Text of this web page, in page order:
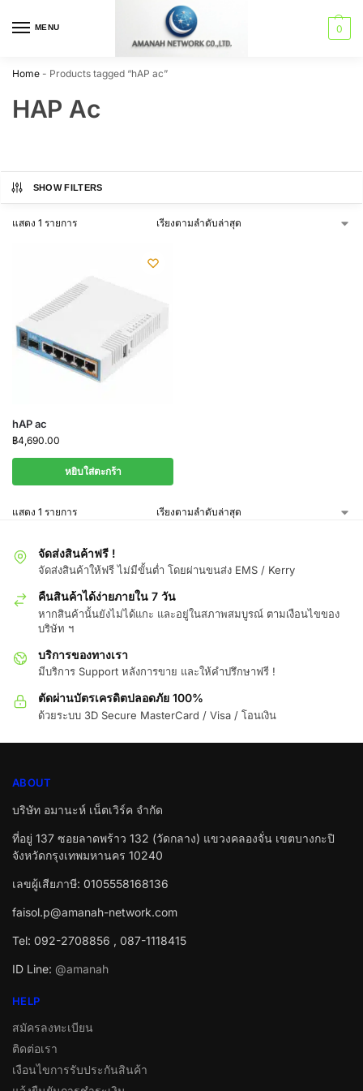
MENU 0
Home - Products tagged “hAP ac”
HAP Ac
SHOW FILTERS
แสดง 1 รายการ
hAP ac
฿4,690.00
หยิบใส่ตะกร้า
แสดง 1 รายการ
จัดส่งสินค้าฟรี !
จัดส่งสินค้าให้ฟรี ไม่มีขั้นต่ำ โดยผ่านขนส่ง EMS / Kerry
คืนสินค้าได้ง่ายภายใน 7 วัน
หากสินค้านั้นยังไม่ได้แกะ และอยู่ในสภาพสมบูรณ์ ตามเงือนไขของ
บริษัท ฯ
บริการของทางเรา
มีบริการ Support หลังการขาย และให้คำปรึกษาฟรี !
ตัดผ่านบัตรเครดิตปลอดภัย 100%
ด้วยระบบ 3D Secure MasterCard / Visa / โอนเงิน
ABOUT
บริษัท อมานะห์ เน็ตเวิร์ค จำกัด
ที่อยู่ 137 ซอยลาดพร้าว 132 (วัดกลาง) แขวงคลองจั่น เขตบางกะปิ
จังหวัดกรุงเทพมหานคร 10240
เลขผู้เสียภาษี: 0105558168136
faisol.p@amanah-network.com
Tel: 092-2708856 , 087-1118415
ID Line: @amanah
HELP
สมัครลงทะเบียน
ติดต่อเรา
เงือนไขการรับประกันสินค้า